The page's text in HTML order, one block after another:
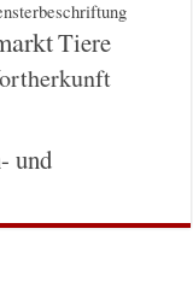
Tiere
und